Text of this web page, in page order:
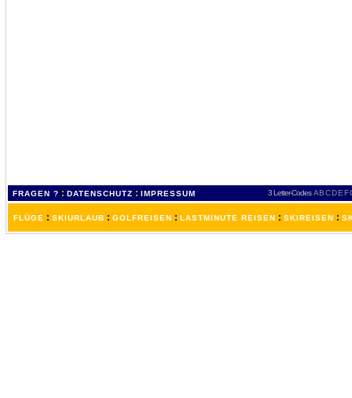
FRAGEN ? : DATENSCHUTZ : IMPRESSUM 3 Letter-Codes ABCDEF
FLÜGE : SKIURLAUB : GOLFREISEN : LASTMINUTE REISEN : SKIREISEN :